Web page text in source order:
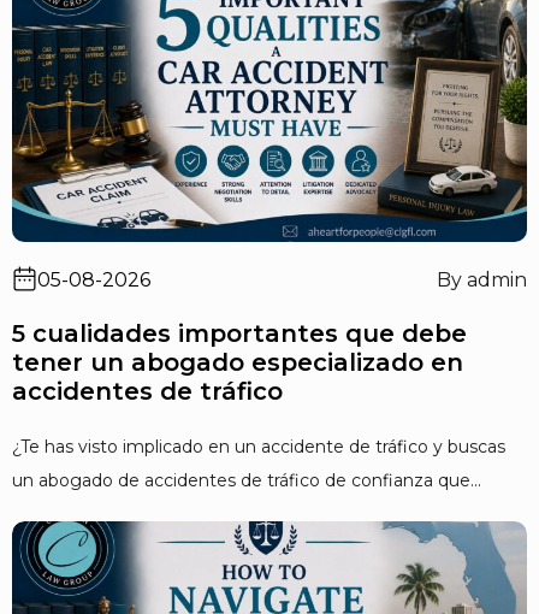
05-08-2026 By admin
5 cualidades importantes que debe
tener un abogado especializado en
accidentes de tráfico
¿Te has visto implicado en un accidente de tráfico y buscas
un abogado de accidentes de tráfico de confianza que...